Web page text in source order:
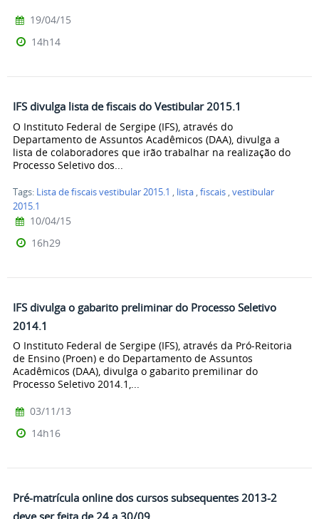
19/04/15
14h14
IFS divulga lista de fiscais do Vestibular 2015.1
O Instituto Federal de Sergipe (IFS), através do
Departamento de Assuntos Acadêmicos (DAA), divulga a
lista de colaboradores que irão trabalhar na realização do
Processo Seletivo dos...
Tags: Lista de fiscais vestibular 2015.1 , lista ,fiscais ,vestibular
2015.1
10/04/15
16h29
IFS divulga o gabarito preliminar do Processo Seletivo
2014.1
O Instituto Federal de Sergipe (IFS), através da Pró-Reitoria
de Ensino (Proen) e do Departamento de Assuntos
Acadêmicos (DAA), divulga o gabarito premilinar do
Processo Seletivo 2014.1,...
03/11/13
14h16
Pré-matrícula online dos cursos subsequentes 2013-2